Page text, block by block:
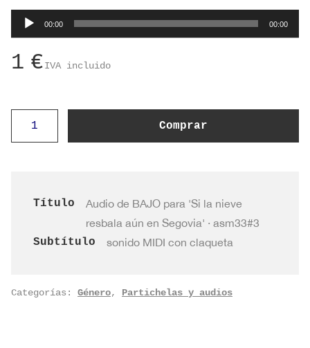
Reproductor
00:00 00:00
1 € IVA incluido
asm33#3
BAJO
cantidad
Comprar
Título
Audio de BAJO para 'Si la nieve
resbala aún en Segovia' · asm33#3
Subtítulo
sonido MIDI con claqueta
Categorías: Género, Partichelas y audios